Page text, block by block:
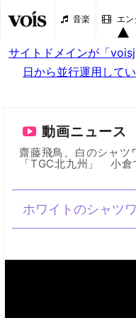
音楽 エン
サイトドメインが「
日から並行運用して
動画ニュース
齋藤飛鳥、白のシャ
「TGC北九州」 小倉
ホワイトのシャツ